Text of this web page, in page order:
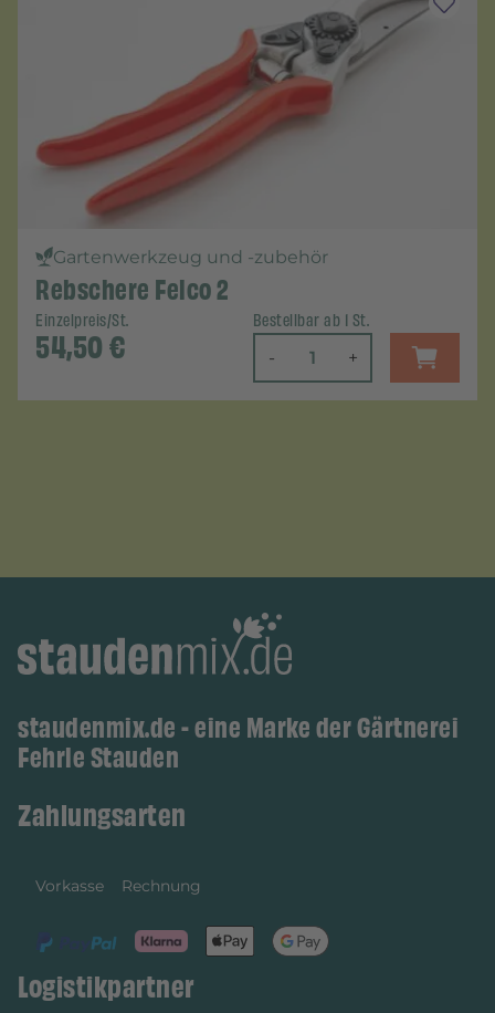
Gartenwerkzeug und -zubehör
Rebschere Felco 2
Einzelpreis/St.
54,50€
Bestellbar ab 1 St.
- +
staudenmix.de - eine Marke der Gärtnerei
Fehrle Stauden
Zahlungsarten
Vorkasse Rechnung
Logistikpartner